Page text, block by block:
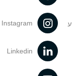
Instagram
Linkedin